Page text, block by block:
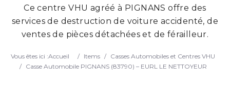
Search
Ce centre VHU agréé à PIGNANS offre des
services de destruction de voiture accidenté, de
ventes de pièces détachées et de férailleur.
Vous êtes ici :Accueil / Items / Casses Automobiles et Centres VHU
/
Casse Automobile PIGNANS (83790) – EURL LE NETTOYEUR